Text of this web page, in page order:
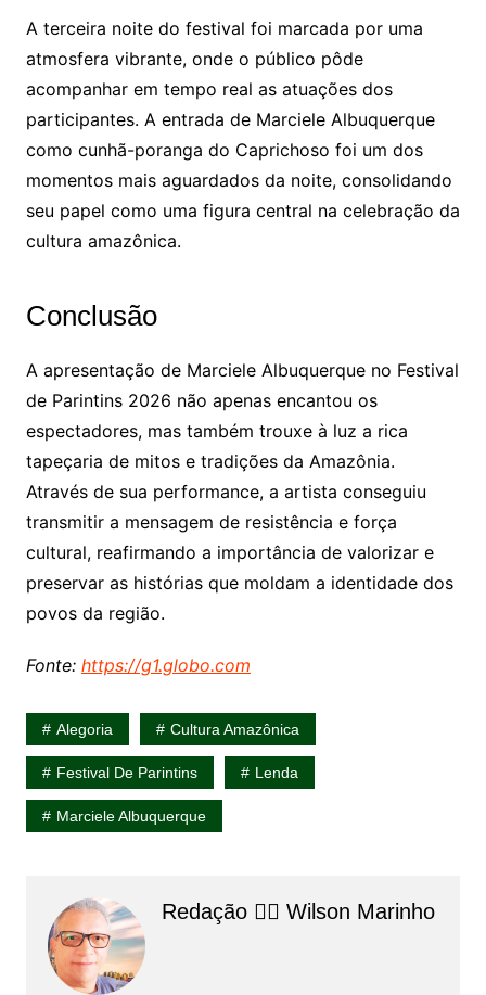
A terceira noite do festival foi marcada por uma
atmosfera vibrante, onde o público pôde
acompanhar em tempo real as atuações dos
participantes. A entrada de Marciele Albuquerque
como cunhã-poranga do Caprichoso foi um dos
momentos mais aguardados da noite, consolidando
seu papel como uma figura central na celebração da
cultura amazônica.
Conclusão
A apresentação de Marciele Albuquerque no Festival
de Parintins 2026 não apenas encantou os
espectadores, mas também trouxe à luz a rica
tapeçaria de mitos e tradições da Amazônia.
Através de sua performance, a artista conseguiu
transmitir a mensagem de resistência e força
cultural, reafirmando a importância de valorizar e
preservar as histórias que moldam a identidade dos
povos da região.
Fonte: https://g1.globo.com
Alegoria Cultura Amazônica
Festival De Parintins Lenda
Marciele Albuquerque
Redação 👨‍⚖️​ Wilson Marinho